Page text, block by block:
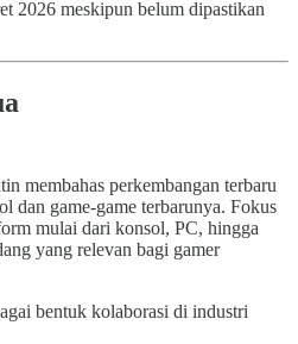
2026 meskipun belum dipastikan
membahas perkembangan terbaru
dan game-game terbarunya. Fokus
mulai dari konsol, PC, hingga
yang relevan bagi gamer
bentuk kolaborasi di industri